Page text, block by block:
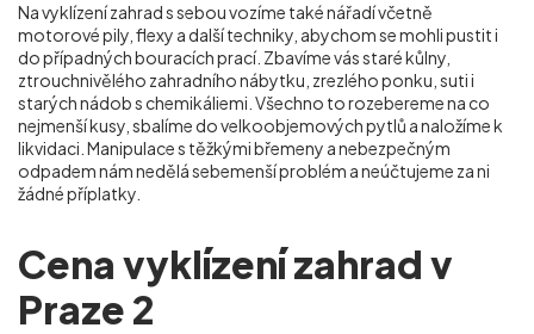
Na vyklízení zahrad s sebou vozíme také nářadí včetně
motorové pily, flexy a další techniky, abychom se mohli pustit i
do případných bouracích prací. Zbavíme vás staré kůlny,
ztrouchnivělého zahradního nábytku, zrezlého ponku, suti i
starých nádob s chemikáliemi. Všechno to rozebereme na co
nejmenší kusy, sbalíme do velkoobjemových pytlů a naložíme k
likvidaci. Manipulace s těžkými břemeny a nebezpečným
odpadem nám nedělá sebemenší problém a neúčtujeme za ni
žádné příplatky.
Cena vyklízení zahrad v
Praze 2